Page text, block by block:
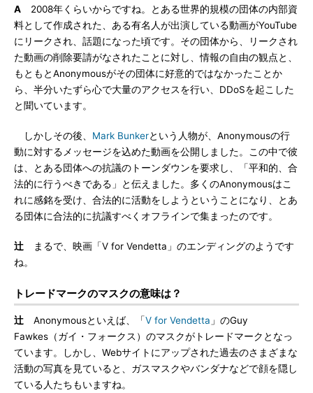
A 2008年くらいからですね。とある世界的規模の団体の内部資
料として作成された、ある有名人が出演している動画がYouTube
にリークされ、話題になった頃です。その団体から、リークされ
た動画の削除要請がなされたことに対し、情報の自由の観点と、
もともとAnonymousがその団体に好意的ではなかったことか
ら、半分いたずら心で大量のアクセスを行い、DDoSを起こした
と聞いています。
しかしその後、 Mark Bunkerという人物が、Anonymousの行
動に対するメッセージを込めた動画を公開しました。この中で彼
は、とある団体への抗議のトーンダウンを要求し、「平和的、合
法的に行うべきである」と伝えました。多くのAnonymousはこ
れに感銘を受け、合法的に活動をしようということになり、とあ
る団体に合法的に抗議すべくオフラインで集まったのです。
辻 まるで、映画「V for Vendetta」のエンディングのようです
ね。
トレードマークのマスクの意味は？
辻 Anonymousといえば、「V for Vendetta 」のGuy
Fawkes（ガイ・フォークス）のマスクがトレードマークとなっ
ています。しかし、Webサイトにアップされた過去のさまざまな
活動の写真を見ていると、ガスマスクやバンダナなどで顔を隠し
ている人たちもいますね。